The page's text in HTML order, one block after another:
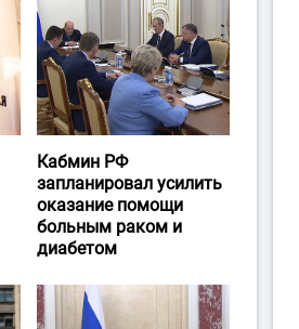
Кабмин РФ
запланировал усилить
оказание помощи
больным раком и
диабетом